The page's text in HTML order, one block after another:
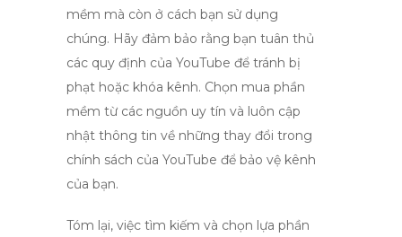
mềm mà còn ở cách bạn sử dụng
chúng. Hãy đảm bảo rằng bạn tuân thủ
các quy định của YouTube để tránh bị
phạt hoặc khóa kênh. Chọn mua phần
mềm từ các nguồn uy tín và luôn cập
nhật thông tin về những thay đổi trong
chính sách của YouTube để bảo vệ kênh
của bạn.
Tóm lại, việc tìm kiếm và chọn lựa phần